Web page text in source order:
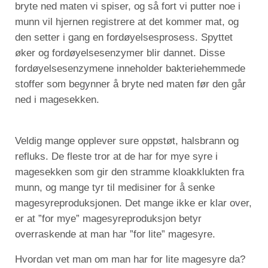
bryte ned maten vi spiser, og så fort vi putter noe i
munn vil hjernen registrere at det kommer mat, og
den setter i gang en fordøyelsesprosess. Spyttet
øker og fordøyelsesenzymer blir dannet. Disse
fordøyelsesenzymene inneholder bakteriehemmede
stoffer som begynner å bryte ned maten før den går
ned i magesekken.
Veldig mange opplever sure oppstøt, halsbrann og
refluks. De fleste tror at de har for mye syre i
magesekken som gir den stramme kloakklukten fra
munn, og mange tyr til medisiner for å senke
magesyreproduksjonen. Det mange ikke er klar over,
er at ”for mye” magesyreproduksjon betyr
overraskende at man har ”for lite” magesyre.
Hvordan vet man om man har for lite magesyre da?